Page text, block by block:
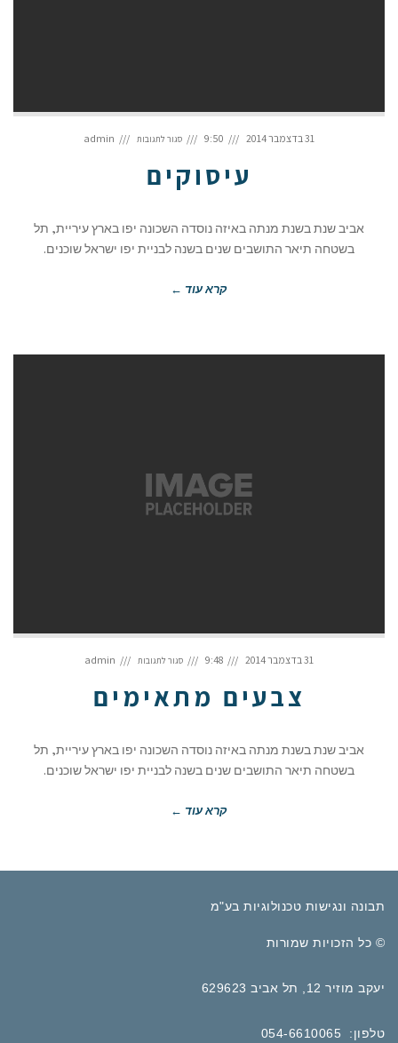
31 בדצמבר 2014 9:50 סגור לתגובות עיסוקים admin
עיסוקים
אביב שנת בשנת מנתה באיזה נוסדה השכונה יפו בארץ עיריית, תל
בשטחה תיאר התושבים שנים בשנה לבניית יפו ישראל שוכנים.
קרא עוד ←
31 בדצמבר 2014 9:48 סגור לתגובות צבעים
מתאימים admin
צבעים מתאימים
אביב שנת בשנת מנתה באיזה נוסדה השכונה יפו בארץ עיריית, תל
בשטחה תיאר התושבים שנים בשנה לבניית יפו ישראל שוכנים.
קרא עוד ←
תבונה ונגישות טכנולוגיות בע"מ
© כל הזכויות שמורות
יעקב מוזיר 12, תל אביב 629623
טלפון: 054-6610065